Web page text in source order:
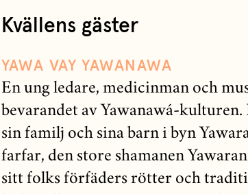
Kvällens gäster
YAWA VAY YAWANAWA
En ung ledare, medicinman och
bevarandet av Yawanawá-
sin familj och sina barn i byn
farfar, den store shamanen
sitt folks förfäders rötter och